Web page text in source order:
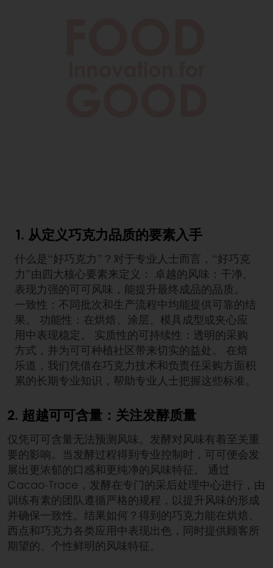
1. 从定义巧克力品质的要素入手
什么是“好巧克力”？对于专业人士而言，“好巧克
力”由四大核心要素来定义： 卓越的风味：干净、
表现力强的可可风味，能提升最终成品的品质。
一致性：不同批次和生产流程中均能提供可靠的结
果。 功能性：在烘焙、涂层、模具成型或夹心应
用中表现稳定。 实质性的可持续性：透明的采购
方式，并为可可种植社区带来切实的益处。 在焙
乐道，我们凭借在巧克力技术和负责任采购方面积
累的长期专业知识，帮助专业人士把握这些标准。
2. 超越可可含量：关注发酵质量
仅凭可可含量无法预测风味。发酵对风味有着至关重
要的影响。当发酵过程得到专业控制时，可可便会发
展出更浓郁的口感和更纯净的风味特征。 通过
Cacao‑Trace，发酵在专门的采后处理中心进行，由
训练有素的团队遵循严格的规程，以提升风味的形成
并确保一致性。结果如何？得到的巧克力能在烘焙、
西点和巧克力各类应用中表现出色，同时提供顾客所
期望的、个性鲜明的风味特征。